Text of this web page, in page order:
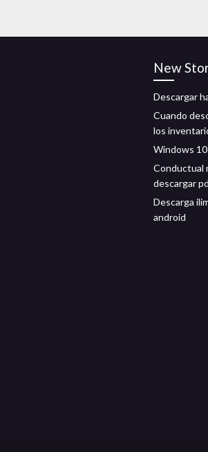
New
Descargar
Cuando
los
Windows
Conductual
descargar
Descarga
android